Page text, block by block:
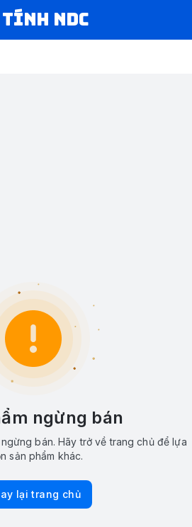
NDC
ngừng bán
bán. Hãy trở về trang chủ để lựa
sản phẩm khác.
lại trang chủ